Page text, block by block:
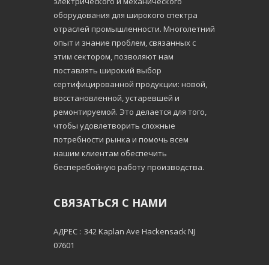
оборудования для широкого спектра
отраслей промышленности. Многолетний
опыт и знание проблем, связанных с
этим сектором, позволяют нам
поставлять широкий выбор
сертифицированной продукции: новой,
восстановленной, устаревшей и
ремонтируемой. Это делается для того,
чтобы удовлетворить сложные
потребности рынка и помочь всем
нашим клиентам обеспечить
бесперебойную работу производства.
СВЯЗАТЬСЯ С НАМИ
АДРЕС : 342 Kaplan Ave Hackensack NJ
07601